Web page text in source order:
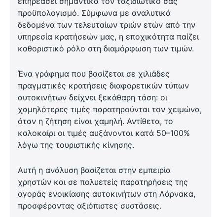
προϋπολογισμό. Σύμφωνα με αναλυτικά
δεδομένα των τελευταίων τριών ετών από την
υπηρεσία κρατήσεών μας, η εποχικότητα παίζει
καθοριστικό ρόλο στη διαμόρφωση των τιμών.
Ένα γράφημα που βασίζεται σε χιλιάδες
πραγματικές κρατήσεις διαφορετικών τύπων
αυτοκινήτων δείχνει ξεκάθαρη τάση: οι
χαμηλότερες τιμές παρατηρούνται τον χειμώνα,
όταν η ζήτηση είναι χαμηλή. Αντίθετα, το
καλοκαίρι οι τιμές αυξάνονται κατά 50–100%
λόγω της τουριστικής κίνησης.
Αυτή η ανάλυση βασίζεται στην εμπειρία
χρηστών και σε πολυετείς παρατηρήσεις της
αγοράς ενοικίασης αυτοκινήτων στη Λάρνακα,
προσφέροντας αξιόπιστες συστάσεις.